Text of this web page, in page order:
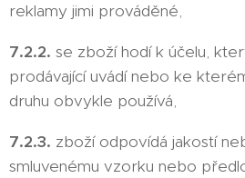
reklamy jimi prováděné,
7.2.2. se zboží hodí k účelu,
prodávající uvádí nebo ke
druhu obvykle používá,
7.2.3. zboží odpovídá jakostí
smluvenému vzorku nebo